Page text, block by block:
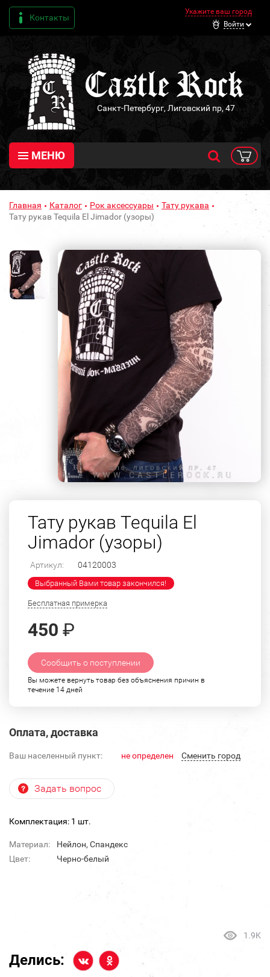
Контакты
Укажите ваш город
Войти
Санкт-Петербург, Лиговский пр, 47
МЕНЮ
Главная Каталог Рок аксессуары
Тату рукава
Тату рукав Tequila El Jimador (узоры)
Тату рукав Tequila El
Jimador (узоры)
Артикул: 04120003
Выбранный Вами товар закончился!
Бесплатная примерка
450 ₽
Сообщить о поступлении
Вы можете вернуть товар без объяснения причин в
течение 14 дней
Оплата, доставка
Ваш населенный пункт: не определен Cменить город
Задать вопрос
Комплектация: 1 шт.
Материал:
Нейлон, Спандекс
Цвет:
Черно-белый
1.9K
Делись: